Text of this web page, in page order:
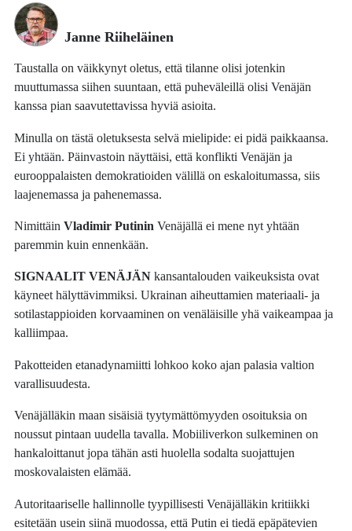
Janne Riiheläinen
Taustalla on väikkynyt oletus, että tilanne olisi jotenkin
muuttumassa siihen suuntaan, että puheväleillä olisi Venäjän
kanssa pian saavutettavissa hyviä asioita.
Minulla on tästä oletuksesta selvä mielipide: ei pidä paikkaansa.
Ei yhtään. Päinvastoin näyttäisi, että konflikti Venäjän ja
eurooppalaisten demokratioiden välillä on eskaloitumassa, siis
laajenemassa ja pahenemassa.
NimittäinVladimir Putinin Venäjällä ei mene nyt yhtään
paremmin kuin ennenkään.
SIGNAALIT VENÄJÄN kansantalouden vaikeuksista ovat
käyneet hälyttävimmiksi. Ukrainan aiheuttamien materiaali- ja
sotilastappioiden korvaaminen on venäläisille yhä vaikeampaa ja
kalliimpaa.
Pakotteiden etanadynamiitti lohkoo koko ajan palasia valtion
varallisuudesta.
Venäjälläkin maan sisäisiä tyytymättömyyden osoituksia on
noussut pintaan uudella tavalla. Mobiiliverkon sulkeminen on
hankaloittanut jopa tähän asti huolella sodalta suojattujen
moskovalaisten elämää.
Autoritaariselle hallinnolle tyypillisesti Venäjälläkin kritiikki
esitetään usein siinä muodossa, että Putin ei tiedä epäpätevien